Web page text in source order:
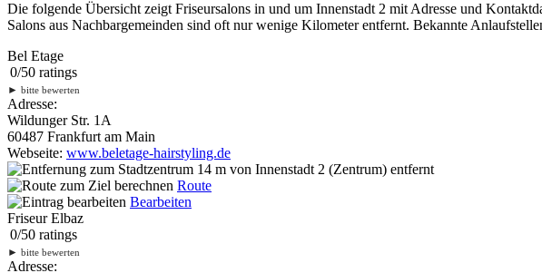
Die folgende Übersicht zeigt Friseursalons in und um Innenstadt 2 mit Adresse und
Salons aus Nachbargemeinden sind oft nur wenige Kilometer entfernt. Bekannte
Bel Etage
0/50 ratings
► bitte bewerten
Adresse:
Wildunger Str. 1A
60487 Frankfurt am Main
Webseite: www.beletage-hairstyling.de
14 m von Innenstadt 2 (Zentrum) entfernt
Route
Bearbeiten
Friseur Elbaz
0/50 ratings
► bitte bewerten
Adresse: